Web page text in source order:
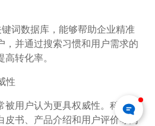
词数据库，能够帮助企业精准
，并通过搜索习惯和用户需求的
转化率。
性
用户认为更具权威性。科技企
皮书、产品介绍和用户评价等内